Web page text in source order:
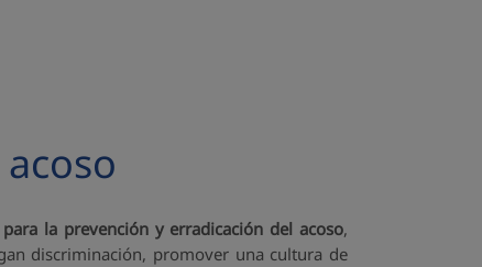
la prevención y erradicación del acoso,
discriminación, promover una cultura de